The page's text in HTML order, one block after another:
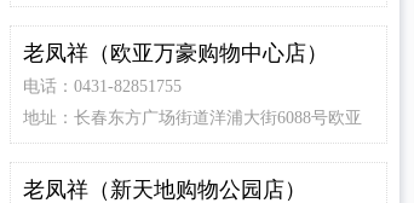
老凤祥（欧亚万豪购物中心店）
电话：0431-82851755
地址：长春东方广场街道洋浦大街6088号欧亚
万豪购物中心一楼
老凤祥（新天地购物公园店）